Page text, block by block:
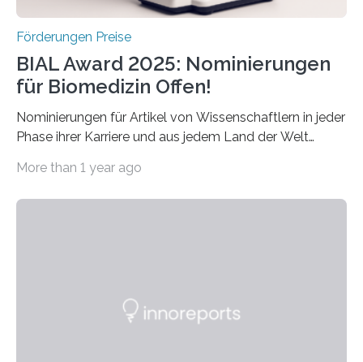
Förderungen Preise
BIAL Award 2025: Nominierungen
für Biomedizin Offen!
Nominierungen für Artikel von Wissenschaftlern in jeder
Phase ihrer Karriere und aus jedem Land der Welt
Leben gerufen, um die bemerkenswertesten
Foundation, des BIAL Award in Biomedicine ist in
More than 1 year ago